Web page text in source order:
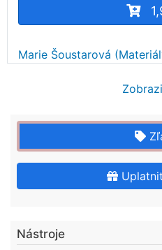
Marie Šoustarová
Nástroje